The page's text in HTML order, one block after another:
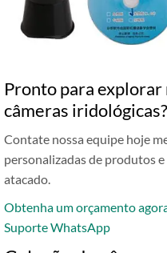
Pronto para explorar
câmeras iridológicas?
Contate nossa equipe hoje
personalizadas de produtos
atacado.
Obtenha um orçamento
Suporte WhatsApp